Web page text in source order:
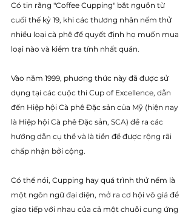
Có tin rằng "Coffee Cupping" bắt nguồn từ
cuối thế kỷ 19, khi các thương nhân nếm thử
nhiều loại cà phê để quyết định họ muốn mua
loại nào và kiểm tra tính nhất quán.
Vào năm 1999, phương thức này đã được sử
dụng tại các cuộc thi Cup of Excellence, dẫn
đến Hiệp hội Cà phê Đặc sản của Mỹ (hiện nay
là Hiệp hội Cà phê Đặc sản, SCA) đề ra các
hướng dẫn cụ thể và là tiền đề được rộng rãi
chấp nhận bởi cộng.
Có thể nói, Cupping hay quá trình thử nếm là
một ngôn ngữ đại diện, mở ra cơ hội vô giá để
giao tiếp với nhau của cả một chuỗi cung ứng